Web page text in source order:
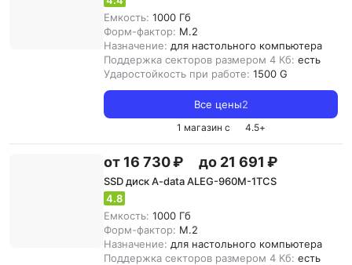
Емкость: 1000 Гб
Форм-фактор: M.2
Назначение: для настольного компьютера
Поддержка секторов размером 4 Кб: есть
Ударостойкость при работе: 1500 G
Все цены2
1 магазин с 4.5+
от 16 730 ₽ до 21 691 ₽
SSD диск A-data ALEG-960M-1TCS
4.8
Емкость: 1000 Гб
Форм-фактор: M.2
Назначение: для настольного компьютера
Поддержка секторов размером 4 Кб: есть